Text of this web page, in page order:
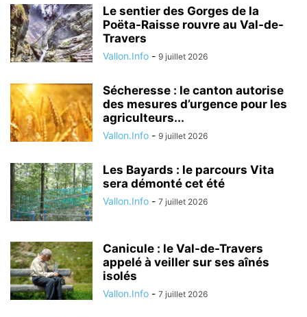
Le sentier des Gorges de la
Poëta-Raisse rouvre au Val-de-
Travers
Vallon.Info - 9 juillet 2026
Sécheresse : le canton autorise
des mesures d’urgence pour les
agriculteurs...
Vallon.Info - 9 juillet 2026
Les Bayards : le parcours Vita
sera démonté cet été
Vallon.Info - 7 juillet 2026
Canicule : le Val-de-Travers
appelé à veiller sur ses aînés
isolés
Vallon.Info - 7 juillet 2026